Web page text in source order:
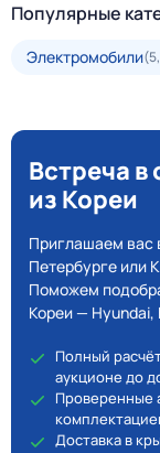
Популярные
Электромобили
Встреча
из Кореи
Приглашаем вас
Петербурге или
Поможем
Кореи — Hyundai,
Полный
аукционе до
Проверенные
Доставка в